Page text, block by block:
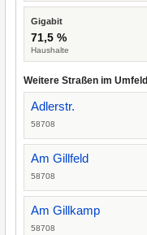
Gigabit
71,5 %
Haushalte
Weitere Straßen im Umfeld
Adlerstr.
58708
Am Gillfeld
58708
Am Gillkamp
58708